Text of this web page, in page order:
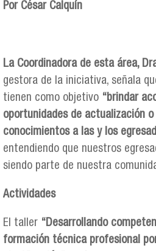
Por César Calquín
La Coordinadora de esta área,
gestora de la iniciativa, señala
tienen como objetivo “brindar
oportunidades de actualización
conocimientos a las y los
entendiendo que nuestros
siendo parte de nuestra
Actividades
El taller “Desarrollando
formación técnica profesional